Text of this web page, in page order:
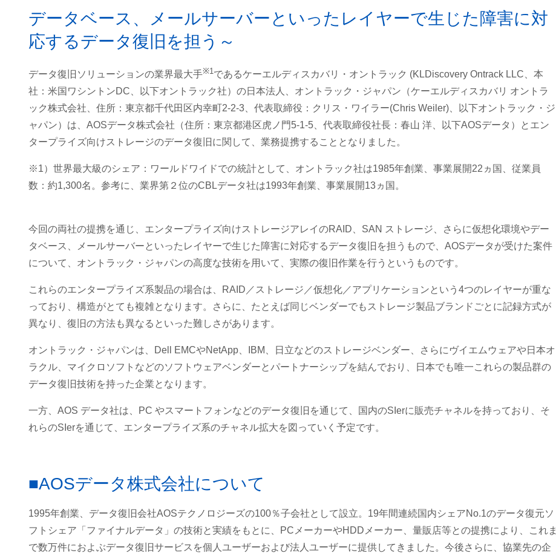
データベース、メールサーバーといったレイヤーで生じた障害に対
応するデータ復旧を担う～
データ復旧ソリューションの業界最大手※1であるケーエルディスカバリ・オントラック (KLDiscovery Ontrack LLC、本
社：米国ワシントンDC、以下オントラック社）の日本法人、オントラック・ジャパン（ケーエルディスカバリ オントラ
ック株式会社、住所：東京都千代田区内幸町2-2-3、代表取締役：クリス・ワイラー(Chris Weiler)、以下オントラック・ジ
ャパン）は、AOSデータ株式会社（住所：東京都港区虎ノ門5-1-5、代表取締役社長：春山 洋、以下AOSデータ）とエン
タープライズ向けストレージのデータ復旧に関して、業務提携することとなりました。
※1）世界最大級のシェア：ワールドワイドでの統計として、オントラック社は1985年創業、事業展開22ヵ国、従業員
数：約1,300名。参考に、業界第２位のCBLデータ社は1993年創業、事業展開13ヵ国。
今回の両社の提携を通じ、エンタープライズ向けストレージアレイのRAID、SAN ストレージ、さらに仮想化環境やデー
タベース、メールサーバーといったレイヤーで生じた障害に対応するデータ復旧を担うもので、AOSデータが受けた案件
について、オントラック・ジャパンの高度な技術を用いて、実際の復旧作業を行うというものです。
これらのエンタープライズ系製品の場合は、RAID／ストレージ／仮想化／アプリケーションという4つのレイヤーが重な
っており、構造がとても複雑となります。さらに、たとえば同じベンダーでもストレージ製品ブランドごとに記録方式が
異なり、復旧の方法も異なるといった難しさがあります。
オントラック・ジャパンは、Dell EMCやNetApp、IBM、日立などのストレージベンダー、さらにヴイエムウェアや日本オ
ラクル、マイクロソフトなどのソフトウェアベンダーとパートナーシップを結んでおり、日本でも唯一これらの製品群の
データ復旧技術を持った企業となります。
一方、AOS データ社は、PC やスマートフォンなどのデータ復旧を通じて、国内のSIerに販売チャネルを持っており、そ
れらのSIerを通じて、エンタープライズ系のチャネル拡大を図っていく予定です。
■AOSデータ株式会社について
1995年創業、データ復旧会社AOSテクノロジーズの100％子会社として設立。19年間連続国内シェアNo.1のデータ復元ソ
フトシェア「ファイナルデータ」の技術と実績をもとに、PCメーカーやHDDメーカー、量販店等との提携により、これま
で数万件におよぶデータ復旧サービスを個人ユーザーおよび法人ユーザーに提供してきました。今後さらに、協業先の企